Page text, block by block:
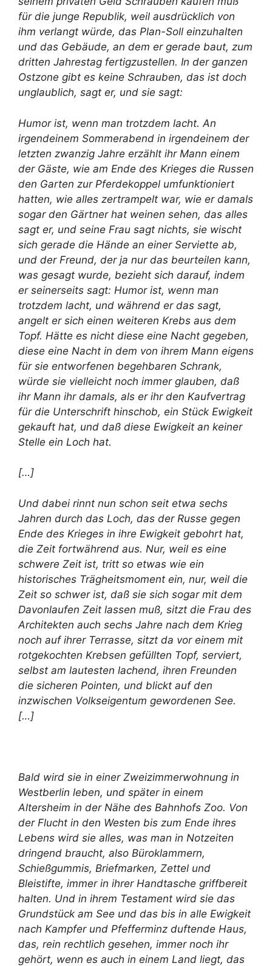
für die junge Republik, weil ausdrücklich von
ihm verlangt würde, das Plan-Soll einzuhalten
und das Gebäude, an dem er gerade baut, zum
dritten Jahrestag fertigzustellen. In der ganzen
Ostzone gibt es keine Schrauben, das ist doch
unglaublich, sagt er, und sie sagt:
Humor ist, wenn man trotzdem lacht. An
irgendeinem Sommerabend in irgendeinem der
letzten zwanzig Jahre erzählt ihr Mann einem
der Gäste, wie am Ende des Krieges die Russen
den Garten zur Pferdekoppel umfunktioniert
hatten, wie alles zertrampelt war, wie er damals
sogar den Gärtner hat weinen sehen, das alles
sagt er, und seine Frau sagt nichts, sie wischt
sich gerade die Hände an einer Serviette ab,
und der Freund, der ja nur das beurteilen kann,
was gesagt wurde, bezieht sich darauf, indem
er seinerseits sagt: Humor ist, wenn man
trotzdem lacht, und während er das sagt,
angelt er sich einen weiteren Krebs aus dem
Topf. Hätte es nicht diese eine Nacht gegeben,
diese eine Nacht in dem von ihrem Mann eigens
für sie entworfenen begehbaren Schrank,
würde sie vielleicht noch immer glauben, daß
ihr Mann ihr damals, als er ihr den Kaufvertrag
für die Unterschrift hinschob, ein Stück Ewigkeit
gekauft hat, und daß diese Ewigkeit an keiner
Stelle ein Loch hat.
[…]
Und dabei rinnt nun schon seit etwa sechs
Jahren durch das Loch, das der Russe gegen
Ende des Krieges in ihre Ewigkeit gebohrt hat,
die Zeit fortwährend aus. Nur, weil es eine
schwere Zeit ist, tritt so etwas wie ein
historisches Trägheitsmoment ein, nur, weil die
Zeit so schwer ist, daß sie sich sogar mit dem
Davonlaufen Zeit lassen muß, sitzt die Frau des
Architekten auch sechs Jahre nach dem Krieg
noch auf ihrer Terrasse, sitzt da vor einem mit
rotgekochten Krebsen gefüllten Topf, serviert,
selbst am lautesten lachend, ihren Freunden
die sicheren Pointen, und blickt auf den
inzwischen Volkseigentum gewordenen See.
[…]
Bald wird sie in einer Zweizimmerwohnung in
Westberlin leben, und später in einem
Altersheim in der Nähe des Bahnhofs Zoo. Von
der Flucht in den Westen bis zum Ende ihres
Lebens wird sie alles, was man in Notzeiten
dringend braucht, also Büroklammern,
Schießgummis, Briefmarken, Zettel und
Bleistifte, immer in ihrer Handtasche griffbereit
halten. Und in ihrem Testament wird sie das
Grundstück am See und das bis in alle Ewigkeit
nach Kampfer und Pfefferminz duftende Haus,
das, rein rechtlich gesehen, immer noch ihr
gehört, wenn es auch in einem Land liegt, das